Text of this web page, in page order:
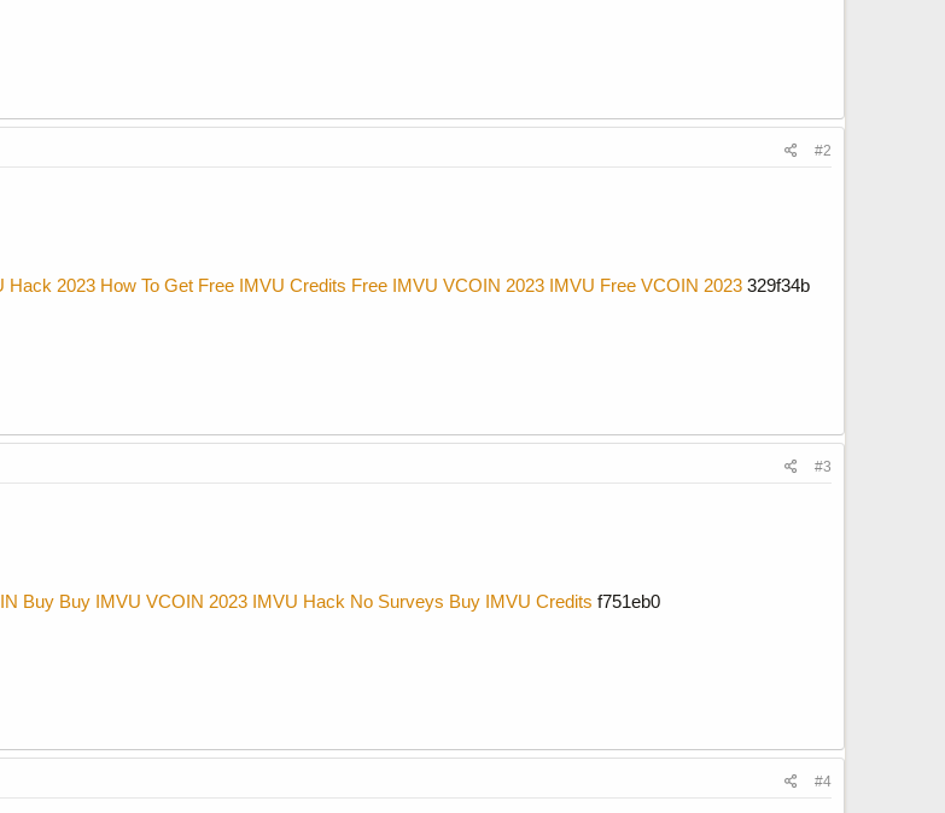
#2
Hack 2023 How To Get Free IMVU Credits Free IMVU VCOIN 2023 IMVU Free VCOIN 2023 329f34b
#3
Buy Buy IMVU VCOIN 2023 IMVU Hack No Surveys Buy IMVU Credits f751eb0
#4